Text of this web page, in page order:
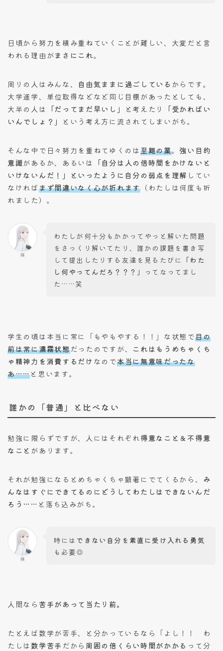
日頃から努力を積み重ねていくことが難しい、大変だと言
われる理由がまさにこれ。
周りの人はみんな、 自由気ままに過ごしている からです。
大学進学、単位取得などなど同じ目標があったとしても、
大半の人は
「だってまだ早いし」 と考えたり
「受かればい
いんでしょ？」
という考え方に流されてしまいがち。
そんな中で日々努力を重ねてゆくのは至難の業。 強い目的
意識があるか、あるいは
「自分は人の倍時間をかけないと
いけないんだ！」といったように自分の弱点を理解 してい
なければまず間違いなく心が折れます（わたしは何度も折
れました）。
瑛
わたしが何十分もかかってやっと解いた問題
をさっくり解いてたり、誰かの課題を書き写
して提出したりする友達を見るたびに 「わた
し何やってんだろ？？？」 ってなってまし
た……笑
学生の頃は本当に常に「もやもやする！！」な状態で目の
前は常に濃霧状態だったのですが、 これはもうめちゃくち
ゃ精神力を消費するだけ なので本当に無意味だったな
あ……と思います。
誰かの「普通」と比べない
勉強に限らずですが、人にはそれぞれ得意なこと＆不得意
なこと があります。
それが勉強になるとめちゃくちゃ顕著にでてくるから、
み
んなはすぐにできてるのにどうしてわたしはできないんだ
ろう…… と落ち込みがち。
瑛
時には できない自分を素直に受け入れる勇気
も必要◎
人間なら 苦手があって当たり前。
たとえば数学が苦手、と分かっているなら「よし！！ わ
たしは数学苦手 だから 周囲の倍くらい時間がかかる って分